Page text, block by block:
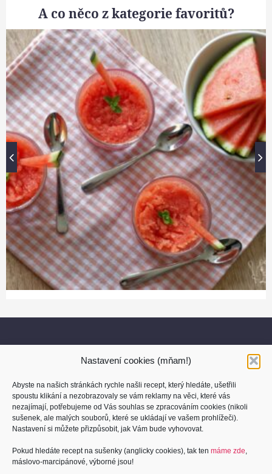
Nastavení cookies (mňam!)
Abyste na našich stránkách rychle našli recept, který hledáte, ušetřili
spoustu klikání a nezobrazovaly se vám reklamy na věci, které vás
nezajímají, potřebujeme od Vás souhlas se zpracováním cookies (nikoli
sušenek, ale malých souborů, které se ukládají ve vašem prohlížeči).
Nastavení si můžete přizpůsobit, jak Vám bude vyhovovat.
Pokud hledáte recept na sušenky (anglicky cookies), tak ten máme zde,
máslovo-marcipánové, výborné jsou!
A co něco z kategorie favoritů?
O nás
Kontakt